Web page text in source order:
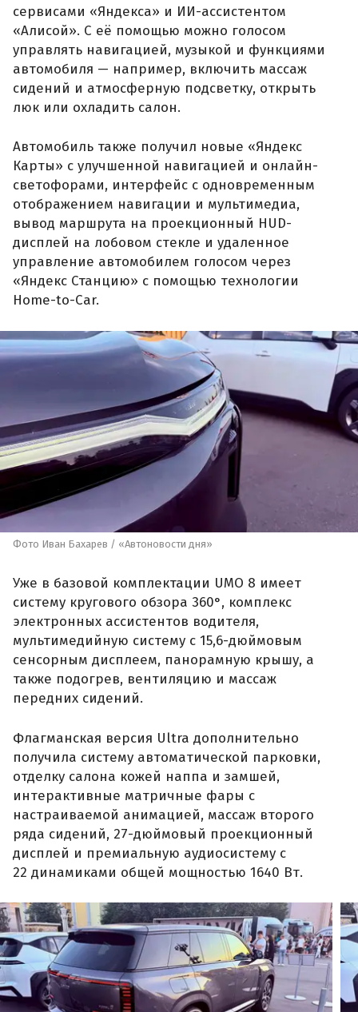
сервисами «Яндекса» и ИИ-ассистентом
«Алисой». С её помощью можно голосом
управлять навигацией, музыкой и функциями
автомобиля — например, включить массаж
сидений и атмосферную подсветку, открыть
люк или охладить салон.
Автомобиль также получил новые «Яндекс
Карты» с улучшенной навигацией и онлайн-
светофорами, интерфейс с одновременным
отображением навигации и мультимедиа,
вывод маршрута на проекционный HUD-
дисплей на лобовом стекле и удаленное
управление автомобилем голосом через
«Яндекс Станцию» с помощью технологии
Home-to-Car.
Фото Иван Бахарев / «Автоновости дня»
Уже в базовой комплектации UMO 8 имеет
систему кругового обзора 360°, комплекс
электронных ассистентов водителя,
мультимедийную систему с 15,6-дюймовым
сенсорным дисплеем, панорамную крышу, а
также подогрев, вентиляцию и массаж
передних сидений.
Флагманская версия Ultra дополнительно
получила систему автоматической парковки,
отделку салона кожей наппа и замшей,
интерактивные матричные фары с
настраиваемой анимацией, массаж второго
ряда сидений, 27-дюймовый проекционный
дисплей и премиальную аудиосистему с
22 динамиками общей мощностью 1640 Вт.